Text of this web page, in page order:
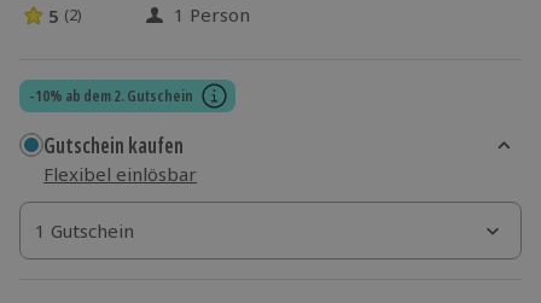
5 Sterne von 5 aus 2 Bewertungen
5 (2) 1 Person
-10% ab dem 2. Gutschein
Gutschein kaufen
Flexibel einlösbar
1 Gutschein
1 Gutschein
1 Gutschein